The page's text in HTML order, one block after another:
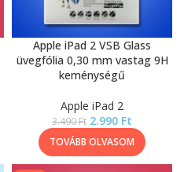
Apple iPad 2 VSB Glass
üvegfólia 0,30 mm vastag 9H
keménységű
Apple iPad 2
3.490Ft 2.990 Ft
TOVÁBB OLVASOM